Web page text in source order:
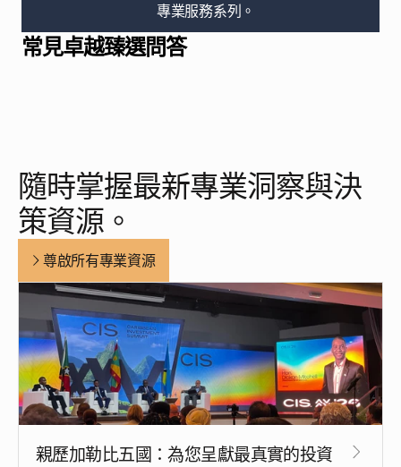
專業服務系列。
常見卓越臻選問答
隨時掌握最新專業洞察與決
策資源。
尊啟所有專業資源
親歷加勒比五國：為您呈獻最真實的投資